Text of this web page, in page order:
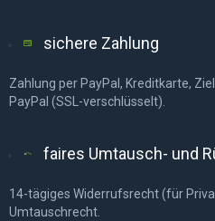
sichere Zahlung
Zahlung per PayPal, Kreditkarte,
PayPal (SSL-verschlüsselt).
faires Umtausch- und
14-tägiges Widerrufsrecht (für
Umtauschrecht.